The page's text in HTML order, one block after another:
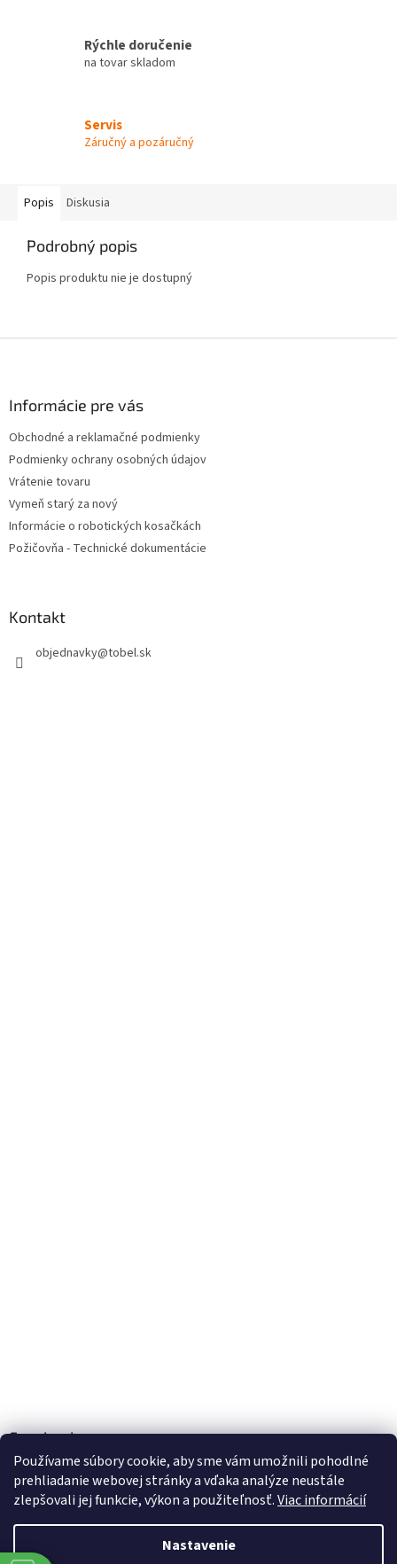
Používame súbory cookie, aby sme vám umožnili pohodlné
prehliadanie webovej stránky a vďaka analýze neustále
zlepšovali jej funkcie, výkon a použiteľnosť.Viac informácií
Nastavenie
Rýchle doručenie
na tovar skladom
Servis
Záručný a pozáručný
Popis Diskusia
Podrobný popis
Popis produktu nie je dostupný
Informácie pre vás
Obchodné a reklamačné podmienky
Podmienky ochrany osobných údajov
Vrátenie tovaru
Vymeň starý za nový
Informácie o robotických kosačkách
Požičovňa - Technické dokumentácie
Kontakt
objednavky@tobel.sk
Facebook
Vytvoril Shoptet